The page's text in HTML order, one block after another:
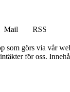
Mail
RSS
som görs via vår
för oss.